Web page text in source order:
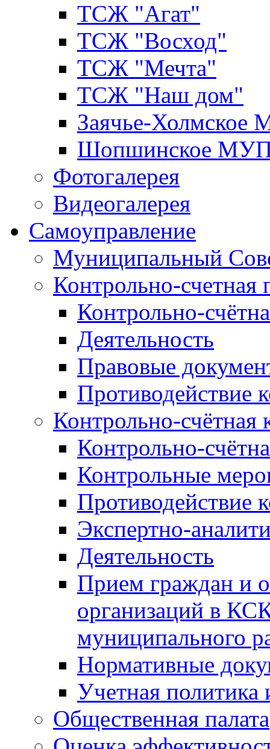
ТСЖ "Агат"
ТСЖ "Восход"
ТСЖ "Мечта"
ТСЖ "Наш дом"
Заячье-
Шопшинское
Фотогалерея
Видеогалерея
Самоуправление
Муниципальный
Контрольно-счетная
Контрольно-
Деятельность
Правовые
Противодействие
Контрольно-счётная
Контрольно-
Контрольные
Противодействие
Экспертно-
Деятельность
Прием граждан и
организаций в
муниципального
Нормативные
Учетная политика
Общественная палата